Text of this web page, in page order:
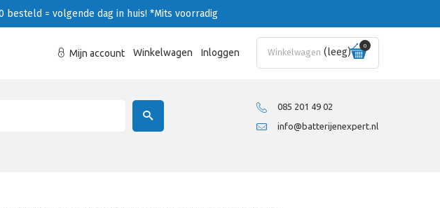
= volgende dag in huis! *Mits voorradig
Winkelwagen
0
(leeg)
Mijn account Winkelwagen Inloggen
085 201 49 02
info@batterijenexpert.nl